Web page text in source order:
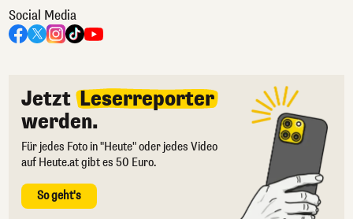
Social Media
Jetzt Leserreporter
werden.
Für jedes Foto in "Heute" oder jedes Video
auf Heute.at gibt es 50 Euro.
So geht's